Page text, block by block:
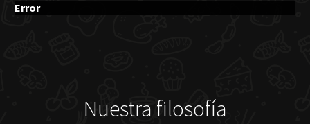
Error
Nuestra filosofía